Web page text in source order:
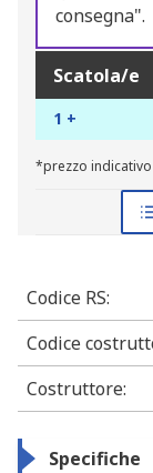
consegna".
Scatola/e
1 +
*prezzo indicativo
Codice RS:
Codice
Costruttore:
Specifiche